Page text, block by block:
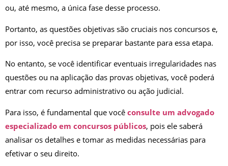
ou, até mesmo, a única fase desse processo.
Portanto, as questões objetivas são cruciais nos concursos e,
por isso, você precisa se preparar bastante para essa etapa.
No entanto, se você identificar eventuais irregularidades nas
questões ou na aplicação das provas objetivas, você poderá
entrar com recurso administrativo ou ação judicial.
Para isso, é fundamental que você consulte um advogado
especializado em concursos públicos, pois ele saberá
analisar os detalhes e tomar as medidas necessárias para
efetivar o seu direito.